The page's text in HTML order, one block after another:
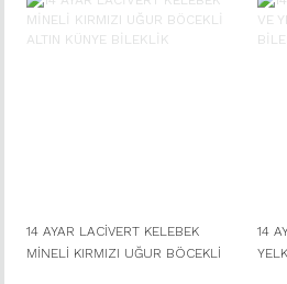
14 AYAR LACİVERT KELEBEK
MİNELİ KIRMIZI UĞUR BÖCEKLİ
14